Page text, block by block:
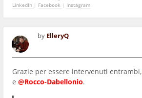
LinkedIn | Facebook | Instagram
by ElleryQ
Grazie per essere intervenuti entrambi,
e @Rocco-Dabellonio.